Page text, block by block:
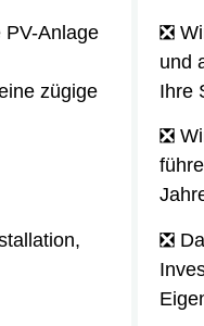
PV-Anlage
zügige
❎
und
Ihre
❎
❎